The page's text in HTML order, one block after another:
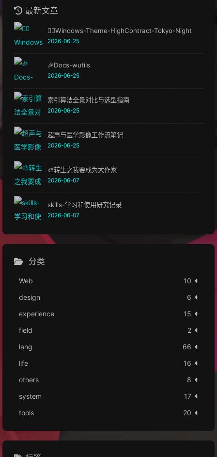
最新文章
🏳️‍🌈Windows-Theme-HighContract-Tokyo-Night
2026-06-25
🎉Docs-wutils
2026-06-25
索引算法全景对比与选型指南
2026-06-25
超声与医学影像工作流笔记
2026-06-25
🎨转生之我要成为大作家
2026-06-07
skills-学习和使用研究记录
2026-06-07
分类
Web
10
design
6
experience
15
field
2
lang
66
life
16
others
8
system
17
tools
20